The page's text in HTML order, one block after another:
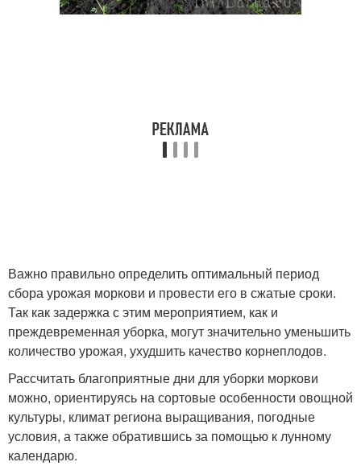
Важно правильно определить оптимальный период
сбора урожая моркови и провести его в сжатые сроки.
Так как задержка с этим мероприятием, как и
преждевременная уборка, могут значительно уменьшить
количество урожая, ухудшить качество корнеплодов.
Рассчитать благоприятные дни для уборки моркови
можно, ориентируясь на сортовые особенности овощной
культуры, климат региона выращивания, погодные
условия, а также обратившись за помощью к лунному
календарю.